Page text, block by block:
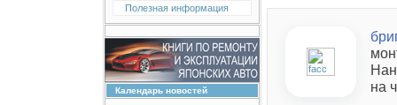
Полезная информация
Календарь новостей
на